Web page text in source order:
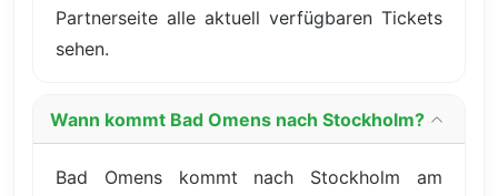
Partnerseite alle aktuell verfügbaren Tickets
sehen.
Wann kommt Bad Omens nach Stockholm?
Bad Omens kommt nach Stockholm am